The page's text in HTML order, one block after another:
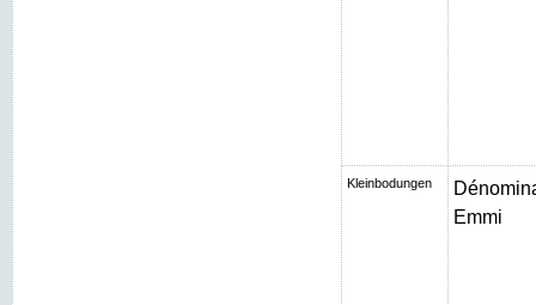
Kleinbodungen
Emmi